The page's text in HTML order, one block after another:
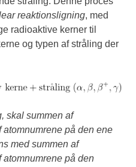
reaktionsligning, med
radioaktive kerner til
og typen af stråling der
skal summen af
på den ene
med summen af
på den